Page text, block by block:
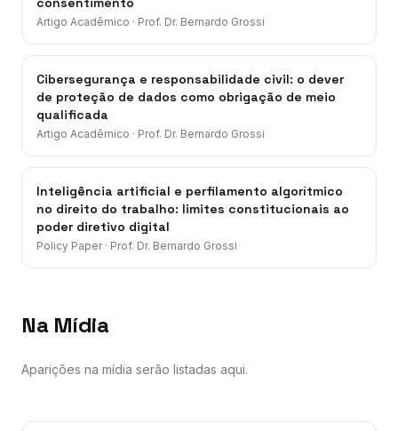
Artigo Acadêmico · Prof. Dr. Bernardo Grossi
Cibersegurança e responsabilidade civil: o dever
de proteção de dados como obrigação de meio
qualificada
Artigo Acadêmico · Prof. Dr. Bernardo Grossi
Inteligência artificial e perfilamento algorítmico
no direito do trabalho: limites constitucionais ao
poder diretivo digital
Policy Paper· Prof. Dr. Bernardo Grossi
Na Mídia
Aparições na mídia serão listadas aqui.